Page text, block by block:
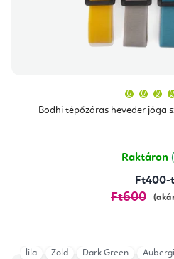
Bodhi tépőzáras heveder jóga
Raktáron
Ft400-
Ft600
lila Zöld Dark Green